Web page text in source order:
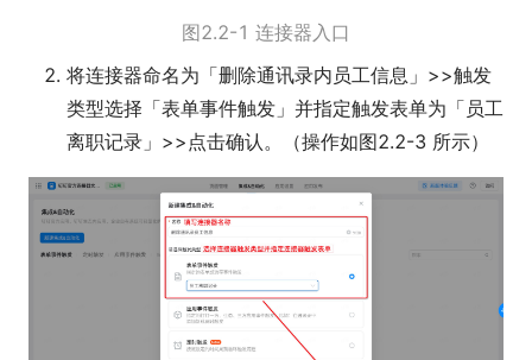
图2.2-1 连接器入口
将连接器命名为「删除通讯录内员工信息」>>触发
类型选择「表单事件触发」并指定触发表单为「员工
离职记录」>>点击确认。（操作如图2.2-3 所示）